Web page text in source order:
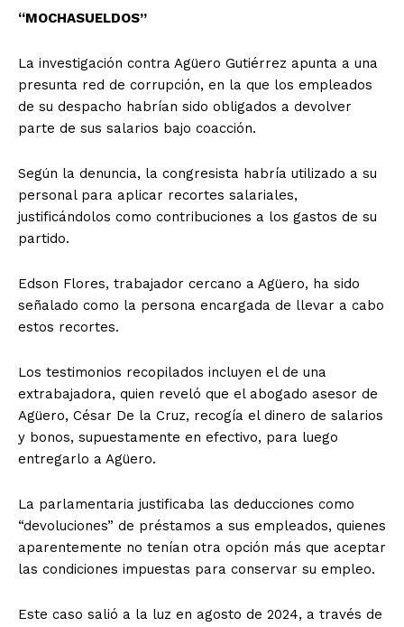
“MOCHASUELDOS”
La investigación contra Agüero Gutiérrez apunta a una
presunta red de corrupción, en la que los empleados
de su despacho habrían sido obligados a devolver
parte de sus salarios bajo coacción.
Según la denuncia, la congresista habría utilizado a su
personal para aplicar recortes salariales,
justificándolos como contribuciones a los gastos de su
partido.
Edson Flores, trabajador cercano a Agüero, ha sido
señalado como la persona encargada de llevar a cabo
estos recortes.
Los testimonios recopilados incluyen el de una
extrabajadora, quien reveló que el abogado asesor de
Agüero, César De la Cruz, recogía el dinero de salarios
y bonos, supuestamente en efectivo, para luego
entregarlo a Agüero.
La parlamentaria justificaba las deducciones como
“devoluciones” de préstamos a sus empleados, quienes
aparentemente no tenían otra opción más que aceptar
las condiciones impuestas para conservar su empleo.
Este caso salió a la luz en agosto de 2024, a través de